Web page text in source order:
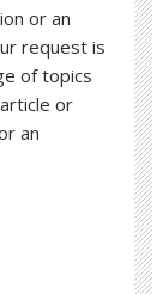
or an
request is
of topics
or
an